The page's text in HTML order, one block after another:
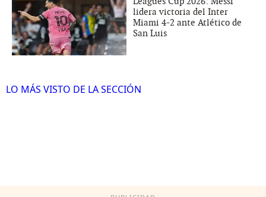
lidera victoria del Inter
Miami 4-2 ante Atlético de
San Luis
LO MÁS VISTO DE LA SECCIÓN